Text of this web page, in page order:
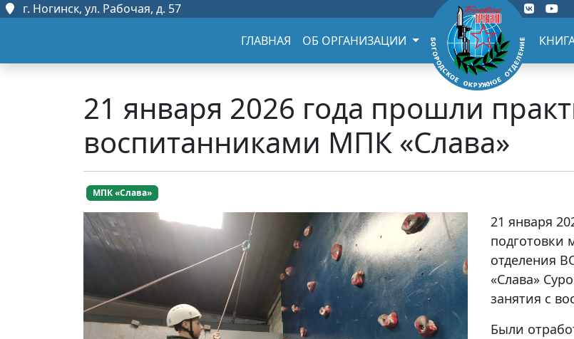
г. Ногинск, ул. Рабочая, д. 57
ГЛАВНАЯ ОБ ОРГАНИЗАЦИИ
21 января 2026 года прошли
воспитанниками МПК «Слава»
МПК «Слава»
21 января
подготовки
отделения
«Слава»
занятия с
Были